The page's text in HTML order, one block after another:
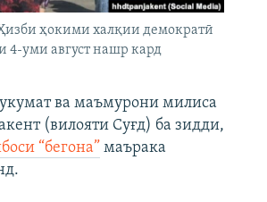
ҳокими халқии демократӣ
4-уми август нашр кард
ва маъмурони милиса
(вилояти Суғд) ба зидди,
“бегона” маърака